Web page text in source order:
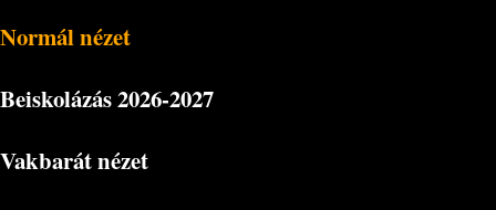
Normál nézet
Beiskolázás2026-2027
Vakbarát nézet